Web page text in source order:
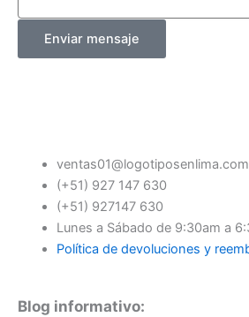
Enviar mensaje
ventas01@logotiposenlima.com
(+51) 927 147 630
(+51) 927147 630
Lunes a Sábado de 9:30am a
Política de devoluciones y
Blog informativo: